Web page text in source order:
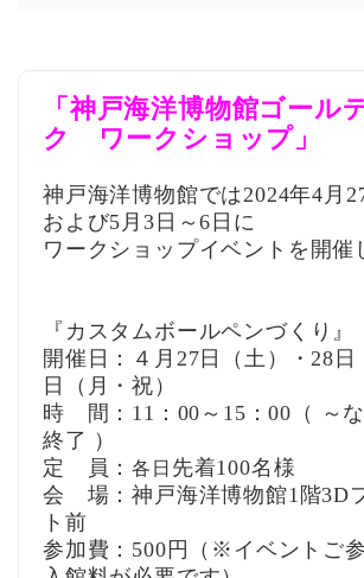
「神戸海洋博物館ゴール
ク ワークショップ」
神戸海洋博物館では2024年4月
および5月3日～6日に
ワークショップイベントを開催
『カスタムボールペンづくり』
開催日：
４月27日（土）・28日
日（月・祝）
時 間： 11：00～15：00（ ～
終了 ）
定 員：各日 先着100名様
会 場：神戸海洋博物館1階3D
ト前
参加費：500円
（※イベントご